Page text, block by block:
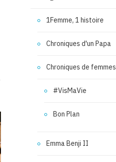
1Femme, 1 histoire
Chroniques d'un Papa
Chroniques de femmes
#VisMaVie
Bon Plan
Emma Benji II